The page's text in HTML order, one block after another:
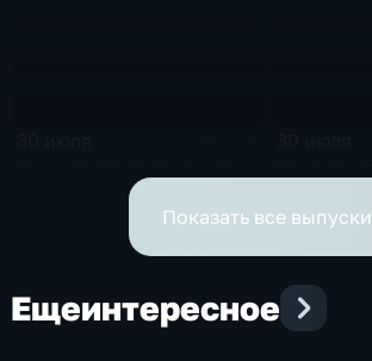
Показать все выпуски
Ещеинтересное